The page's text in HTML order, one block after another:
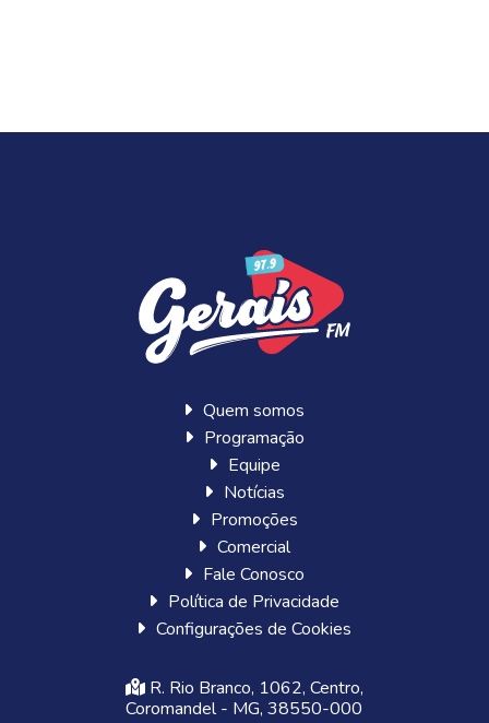
Quem somos
Programação
Equipe
Notícias
Promoções
Comercial
Fale Conosco
Política de Privacidade
Configurações de Cookies
R. Rio Branco, 1062, Centro,
Coromandel - MG, 38550-000